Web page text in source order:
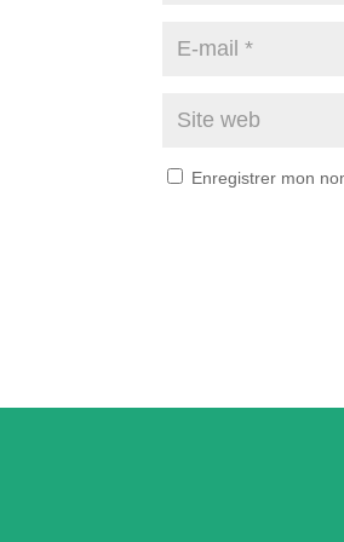
Enregistrer mon